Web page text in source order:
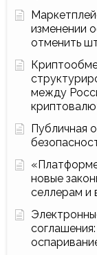
изменении
отменить
между
Публичная
новые
селлерам и